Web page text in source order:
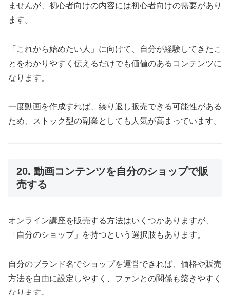
ませんが、初心者向けの内容には初心者向けの需要があり
ます。
「これから始めたい人」に向けて、自分が経験してきたこ
とをわかりやすく伝えるだけでも価値のあるコンテンツに
なります。
一度動画を作成すれば、繰り返し販売できる可能性がある
ため、ストック型の副業としても人気が高まっています。
20. 動画コンテンツを自分のショップで販
売する
オンライン講座を販売する方法はいくつかありますが、
「自分のショップ」を持つという選択肢もあります。
自分のブランド名でショップを運営できれば、価格や販売
方法を自由に設定しやすく、ファンとの関係も築きやすく
なります。